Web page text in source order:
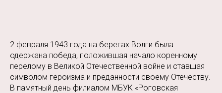
2 февраля 1943 года на берегах Волги была
одержана победа, положившая начало коренному
перелому в Великой Отечественной войне и ставшая
символом героизма и преданности своему Отечеству.
В памятный день филиалом МБУК «Роговская